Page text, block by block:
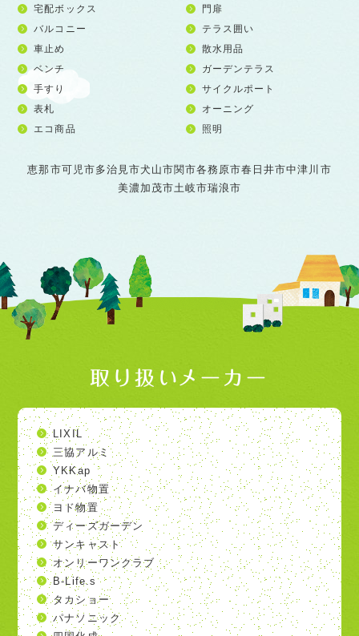
宅配ボックス
門扉
バルコニー
テラス囲い
車止め
散水用品
ベンチ
ガーデンテラス
手すり
サイクルポート
表札
オーニング
エコ商品
照明
恵那市可児市多治見市犬山市関市各務原市春日井市中津川市
美濃加茂市土岐市瑞浪市
取り扱いメーカー
LIXIL
三協アルミ
YKKap
イナバ物置
ヨド物置
ディーズガーデン
サンキャスト
オンリーワンクラブ
B-Life.s
タカショー
パナソニック